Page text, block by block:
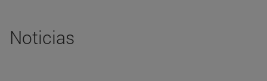
Noticias